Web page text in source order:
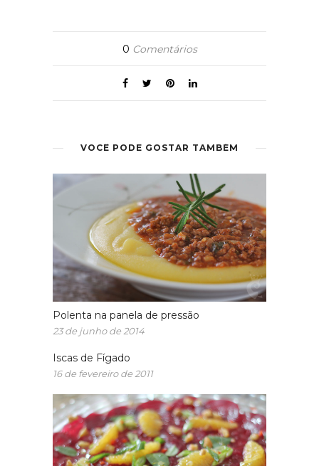
0 Comentários
VOCÊ PODE GOSTAR TAMBÉM
Polenta na panela de pressão
23 de junho de 2014
Iscas de Fígado
16 de fevereiro de 2011